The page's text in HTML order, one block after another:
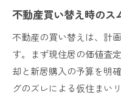
不動産買い替え時のス
不動産の買い替えは、計
す。まず現住居の価値査
却と新居購入の予算を明
グのズレによる仮住まい